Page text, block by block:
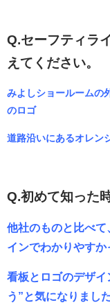
Q.セーフティラ
えてください。
みよしショールームの
のロゴ
道路沿いにあるオレン
Q.初めて知った
他社のものと比べ
インでわかりやすか
看板とロゴのデザ
う”と気になりました